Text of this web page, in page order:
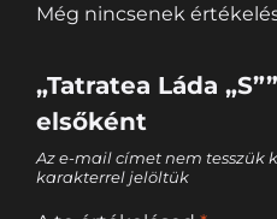
Még nincsenek
„Tatratea Láda
elsőként
Az e-mail címet nem tesszük
karakterrel jelöltük